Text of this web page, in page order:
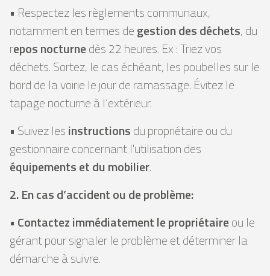
• Respectez les règlements communaux,
notamment en termes degestion des déchets, du
repos nocturnedès 22 heures. Ex : Triez vos
déchets. Sortez, le cas échéant, les poubelles sur le
bord de la voirie le jour de ramassage. Évitez le
tapage nocturne à l’extérieur.
• Suivez lesinstructionsdu propriétaire ou du
gestionnaire concernant l'utilisation des
équipements et du mobilier.
2. En cas d’accident ou de problème:
• Contactez immédiatement le propriétaireou le
gérant pour signaler le problème et déterminer la
démarche à suivre.